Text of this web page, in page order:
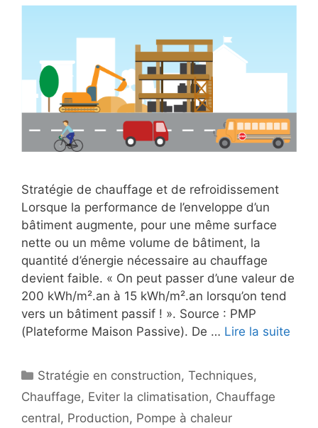
Stratégie de chauffage et de refroidissement
Lorsque la performance de l’enveloppe d’un
bâtiment augmente, pour une même surface
nette ou un même volume de bâtiment, la
quantité d’énergie nécessaire au chauffage
devient faible. « On peut passer d’une valeur de
200 kWh/m².an à 15 kWh/m².an lorsqu’on tend
vers un bâtiment passif ! ». Source : PMP
(Plateforme Maison Passive). De … Lire la suite
Catégories
Stratégie en construction,Techniques,
Chauffage, Eviter la climatisation, Chauffage
central, Production, Pompe à chaleur